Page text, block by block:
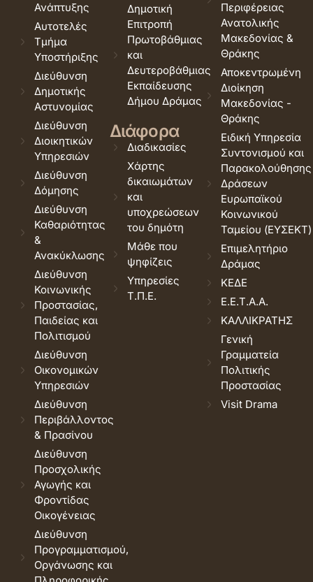
Ανάπτυξης
Αυτοτελές
Τμήμα
Υποστήριξης
Διεύθυνση
Δημοτικής
Αστυνομίας
Διεύθυνση
Διοικητικών
Υπηρεσιών
Διεύθυνση
Δόμησης
Διεύθυνση
Καθαριότητας
&
Ανακύκλωσης
Διεύθυνση
Κοινωνικής
Προστασίας,
Παιδείας και
Πολιτισμού
Διεύθυνση
Οικονομικών
Υπηρεσιών
Διεύθυνση
Περιβάλλοντος
& Πρασίνου
Διεύθυνση
Προσχολικής
Αγωγής και
Φροντίδας
Οικογένειας
Διεύθυνση
Προγραμματισμού,
Οργάνωσης και
Δημοτική
Επιτροπή
Πρωτοβάθμιας
και
Δευτεροβάθμιας
Εκπαίδευσης
Δήμου Δράμας
Διάφορα
Διαδικασίες
Χάρτης
δικαιωμάτων
και
υποχρεώσεων
του δημότη
Μάθε που
ψηφίζεις
Υπηρεσίες
Τ.Π.Ε.
Περιφέρειας
Ανατολικής
Μακεδονίας &
Θράκης
Αποκεντρωμένη
Διοίκηση
Μακεδονίας -
Θράκης
Ειδική Υπηρεσία
Συντονισμού και
Παρακολούθησης
Δράσεων
Ευρωπαϊκού
Κοινωνικού
Ταμείου (ΕΥΣΕΚΤ)
Επιμελητήριο
Δράμας
ΚΕΔΕ
Ε.Ε.Τ.Α.Α.
ΚΑΛΛΙΚΡΑΤΗΣ
Γενική
Γραμματεία
Πολιτικής
Προστασίας
Visit Drama